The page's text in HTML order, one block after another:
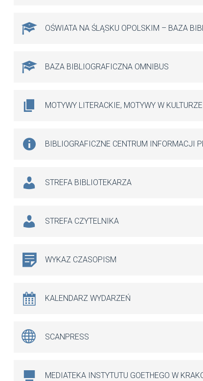
OŚWIATA NA ŚLĄSKU OPOLSKIM – BAZA
BAZA BIBLIOGRAFICZNA OMNIBUS
MOTYWY LITERACKIE, MOTYWY W KULTURZE
BIBLIOGRAFICZNE CENTRUM INFORMACJI
STREFA BIBLIOTEKARZA
STREFA CZYTELNIKA
WYKAZ CZASOPISM
KALENDARZ WYDARZEŃ
SCANPRESS
MEDIATEKA INSTYTUTU GOETHEGO W